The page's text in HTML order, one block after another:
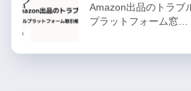
Amazon出品のトラブ
プラットフォーム窓…